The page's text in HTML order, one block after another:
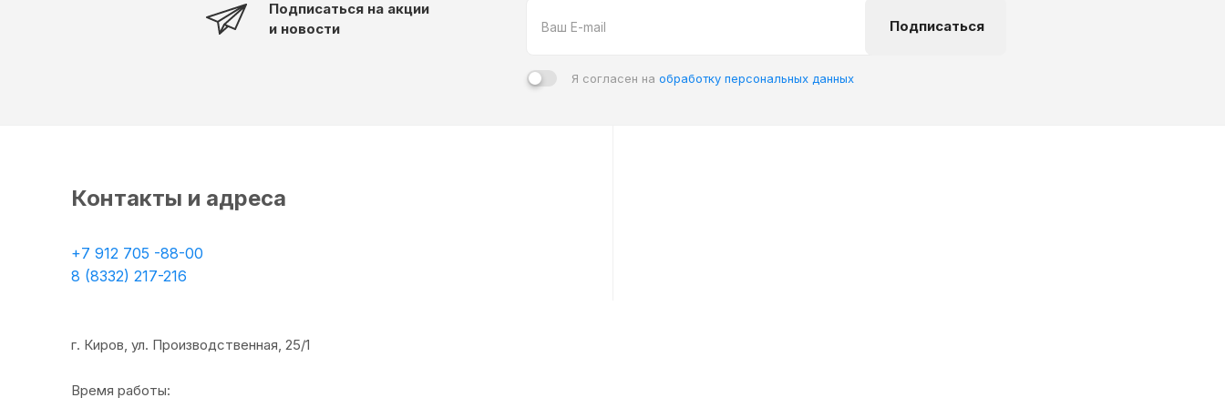
Подписаться на акции
и новости
Подписаться
Я согласен на обработку персональных данных
Контакты и адреса
+7 912 705 -88-00
8 (8332) 217-216
г. Киров, ул. Производственная, 25/1
Время работы: